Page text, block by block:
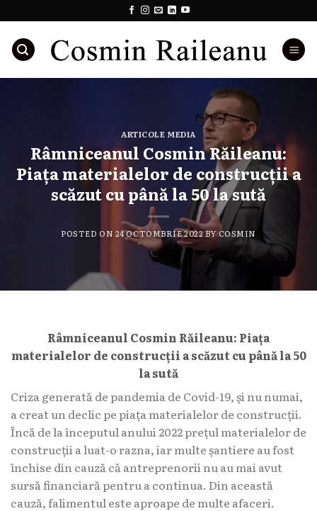
to
content
ARTICOLE MEDIA
Râmniceanul Cosmin Răileanu:
Piața materialelor de construcții a
scăzut cu până la 50 la sută
POSTED ON 24 OCTOMBRIE 2022BYCOSMIN
Râmniceanul Cosmin Răileanu: Piața
materialelor de construcții a scăzut cu până la 50
la sută
Criza generată de pandemia de Covid-19, și nu numai,
a creat un declic pe piața materialelor de construcții.
Încă de la începutul anului 2022 prețul materialelor de
construcții a luat-o razna, iar multe șantiere au fost
închise din cauză că antreprenorii nu au mai avut
sursă financiară pentru a continua. Din această
cauză, falimentul este aproape de multe afaceri.